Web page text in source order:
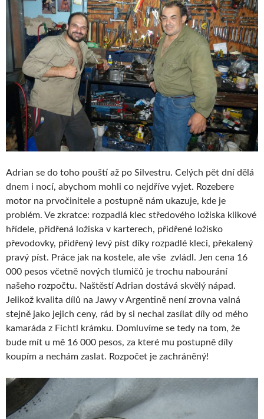
Adrian se do toho pouští až po Silvestru. Celých pět dní dělá
dnem i nocí, abychom mohli co nejdříve vyjet. Rozebere
motor na prvočinitele a postupně nám ukazuje, kde je
problém. Ve zkratce: rozpadlá klec středového ložiska klikové
hřídele, přidřená ložiska v karterech, přidřené ložisko
převodovky, přidřený levý píst díky rozpadlé kleci, překalený
pravý píst. Práce jak na kostele, ale vše zvládl. Jen cena 16
000 pesos včetně nových tlumičů je trochu nabourání
našeho rozpočtu. Naštěstí Adrian dostává skvělý nápad.
Jelikož kvalita dílů na Jawy v Argentině není zrovna valná
stejně jako jejich ceny, rád by si nechal zasílat díly od mého
kamaráda z Fichtl krámku. Domluvíme se tedy na tom, že
bude mít u mě 16 000 pesos, za které mu postupně díly
koupím a nechám zaslat. Rozpočet je zachráněný!